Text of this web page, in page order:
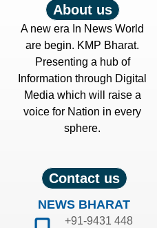
About us
A new era In News World
are begin. KMP Bharat.
Presenting a hub of
Information through Digital
Media which will raise a
voice for Nation in every
sphere.
Contact us
NEWS BHARAT
+91-9431 448